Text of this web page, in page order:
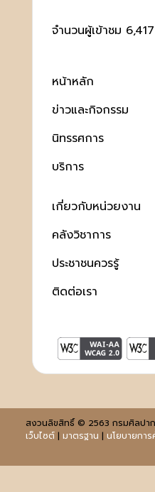
จำนวนผู้เข้าชม
หน้าหลัก
ข่าวและกิจกรรม
นิทรรศการ
บริการ
เกี่ยวกับหน่วยงาน
คลังวิชาการ
ประชาชนควรรู้
ติดต่อเรา
สงวนลิขสิทธิ์ © 2563 กรมศิลปา
เว็บไซต์| มาตรฐาน | นโยบายกา